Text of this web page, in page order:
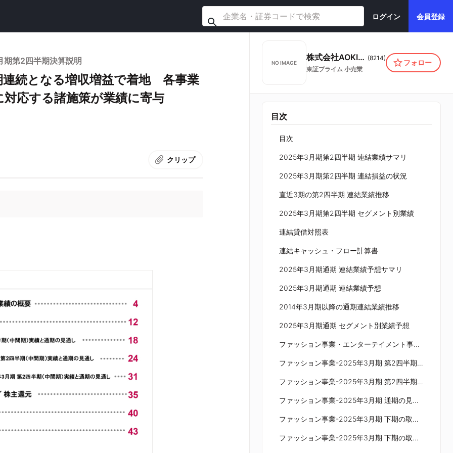
ログイン 会員登録
第2四半期決算説明
続となる増収増益で着地 各事業
応する諸施策が業績に寄与
クリップ
NO IMAGE
株式会社AOKIホールディングス (8214)
東証プライム 小売業
フォロー
目次
目次
2025年3月期第2四半期 連結業績サマリ
2025年3月期第2四半期 連結損益の状況
直近3期の第2四半期 連結業績推移
2025年3月期第2四半期 セグメント別業績
連結貸借対照表
連結キャッシュ・フロー計算書
2025年3月期通期 連結業績予想サマリ
2025年3月期通期 連結業績予想
2014年3月期以降の通期連結業績推移
2025年3月期通期 セグメント別業績予想
ファッション事業・エンターテイメント事業 営業利益の上・下半期構成
ファッション事業-2025年3月期 第2四半期の概況
ファッション事業-2025年3月期 第2四半期の概要：既存店の状況
ファッション事業-2025年3月期 通期の見通し
ファッション事業-2025年3月期 下期の取り組み
ファッション事業-2025年3月期 下期の取り組み